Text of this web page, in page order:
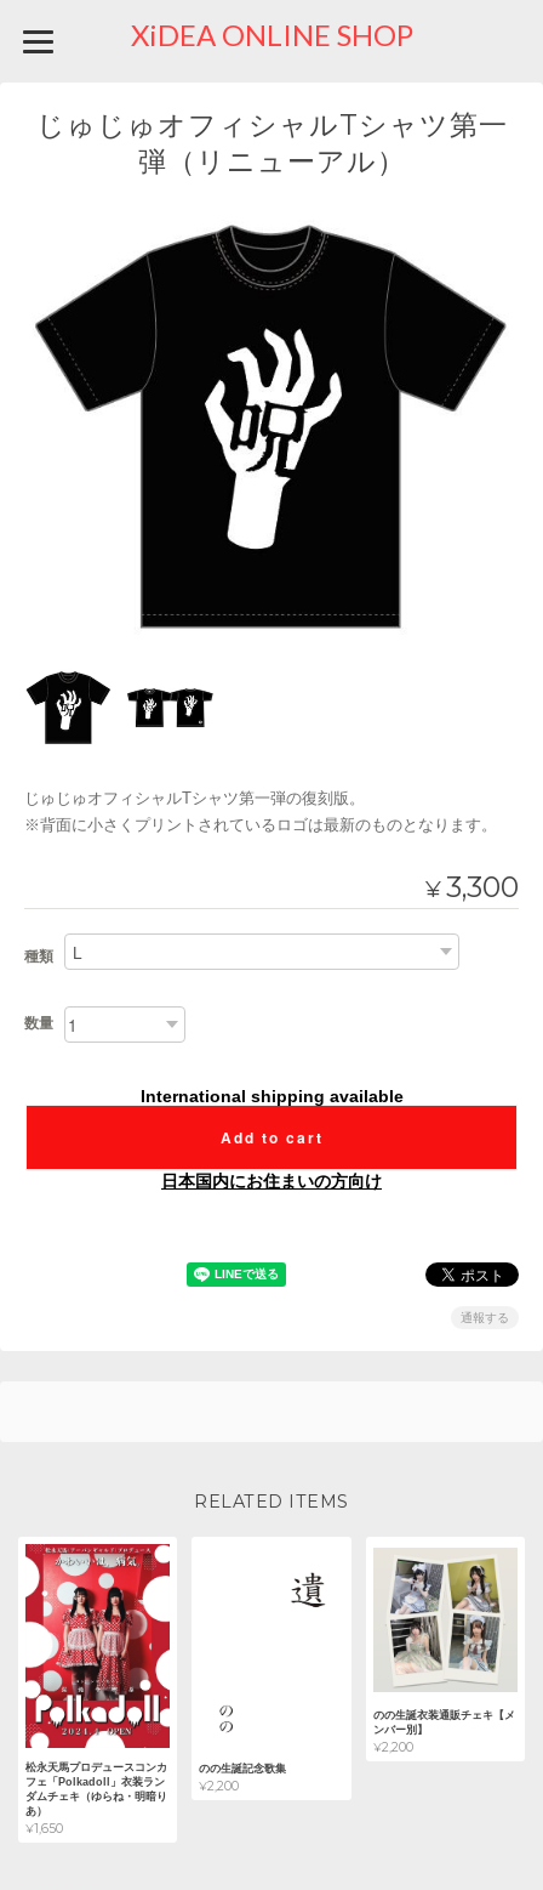
XiDEA ONLINE SHOP
じゅじゅオフィシャルTシャツ第一
弾（リニューアル）
じゅじゅオフィシャルTシャツ第一弾の復刻版。
※背面に小さくプリントされているロゴは最新のものとなります。
¥3,300
種類
数量
International shipping available
Add to cart
日本国内にお住まいの方向け
通報する
RELATED ITEMS
松永天馬プロデュースコンカ
フェ「Polkadoll」衣装ラン
ダムチェキ（ゆらね・明暗り
あ）
¥1,650
のの生誕記念歌集
¥2,200
のの生誕衣装通販チェキ【メ
ンバー別】
¥2,200